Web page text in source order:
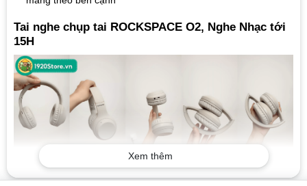
Tai nghe chụp tai ROCKSPACE O2, Nghe Nhạc tới
15H
Xem thêm